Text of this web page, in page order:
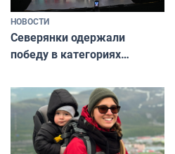
НОВОСТИ
Северянки одержали
победу в категориях
«Мисс и Миссис Великая
Русь»